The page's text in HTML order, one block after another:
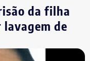
2020 — Foto:
ciclovias, além de
de energia,
é que a área seja
pela
da filha
de